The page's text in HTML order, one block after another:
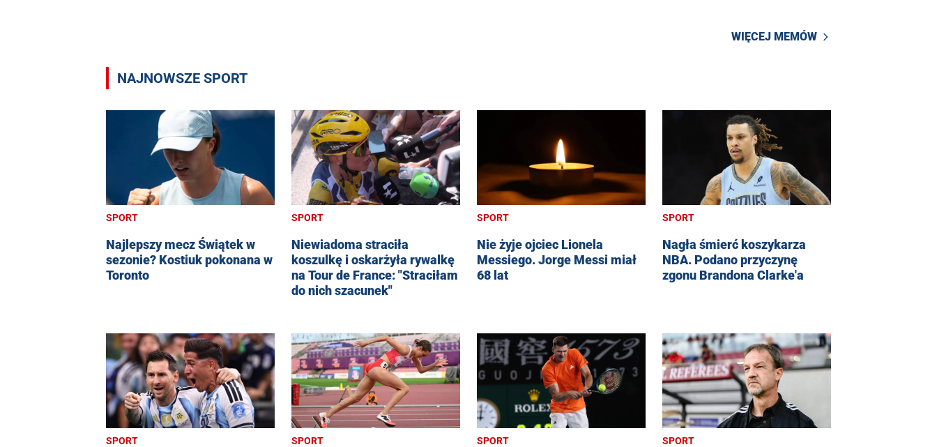
WIĘCEJ MEMÓW
NAJNOWSZE SPORT
SPORT
Najlepszy mecz Świątek w
sezonie? Kostiuk pokonana w
Toronto
SPORT
Niewiadoma straciła
koszulkę i oskarżyła rywalkę
na Tour de France: "Straciłam
do nich szacunek"
SPORT
Nie żyje ojciec Lionela
Messiego. Jorge Messi miał
68 lat
SPORT
Nagła śmierć koszykarza
NBA. Podano przyczynę
zgonu Brandona Clarke'a
SPORT SPORT SPORT SPORT